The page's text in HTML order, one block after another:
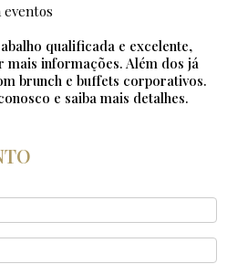
eventos
qualificada e excelente,
informações. Além dos já
brunch e buffets corporativos.
e saiba mais detalhes.